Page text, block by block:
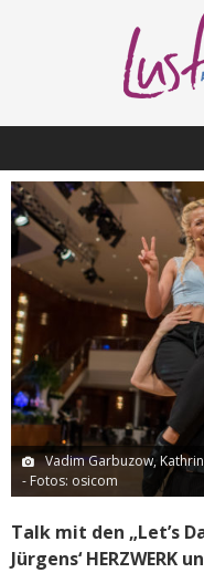
Vadim Garbuzow,
- Fotos: osicom
Talk mit den „Let’s
Jürgens‘